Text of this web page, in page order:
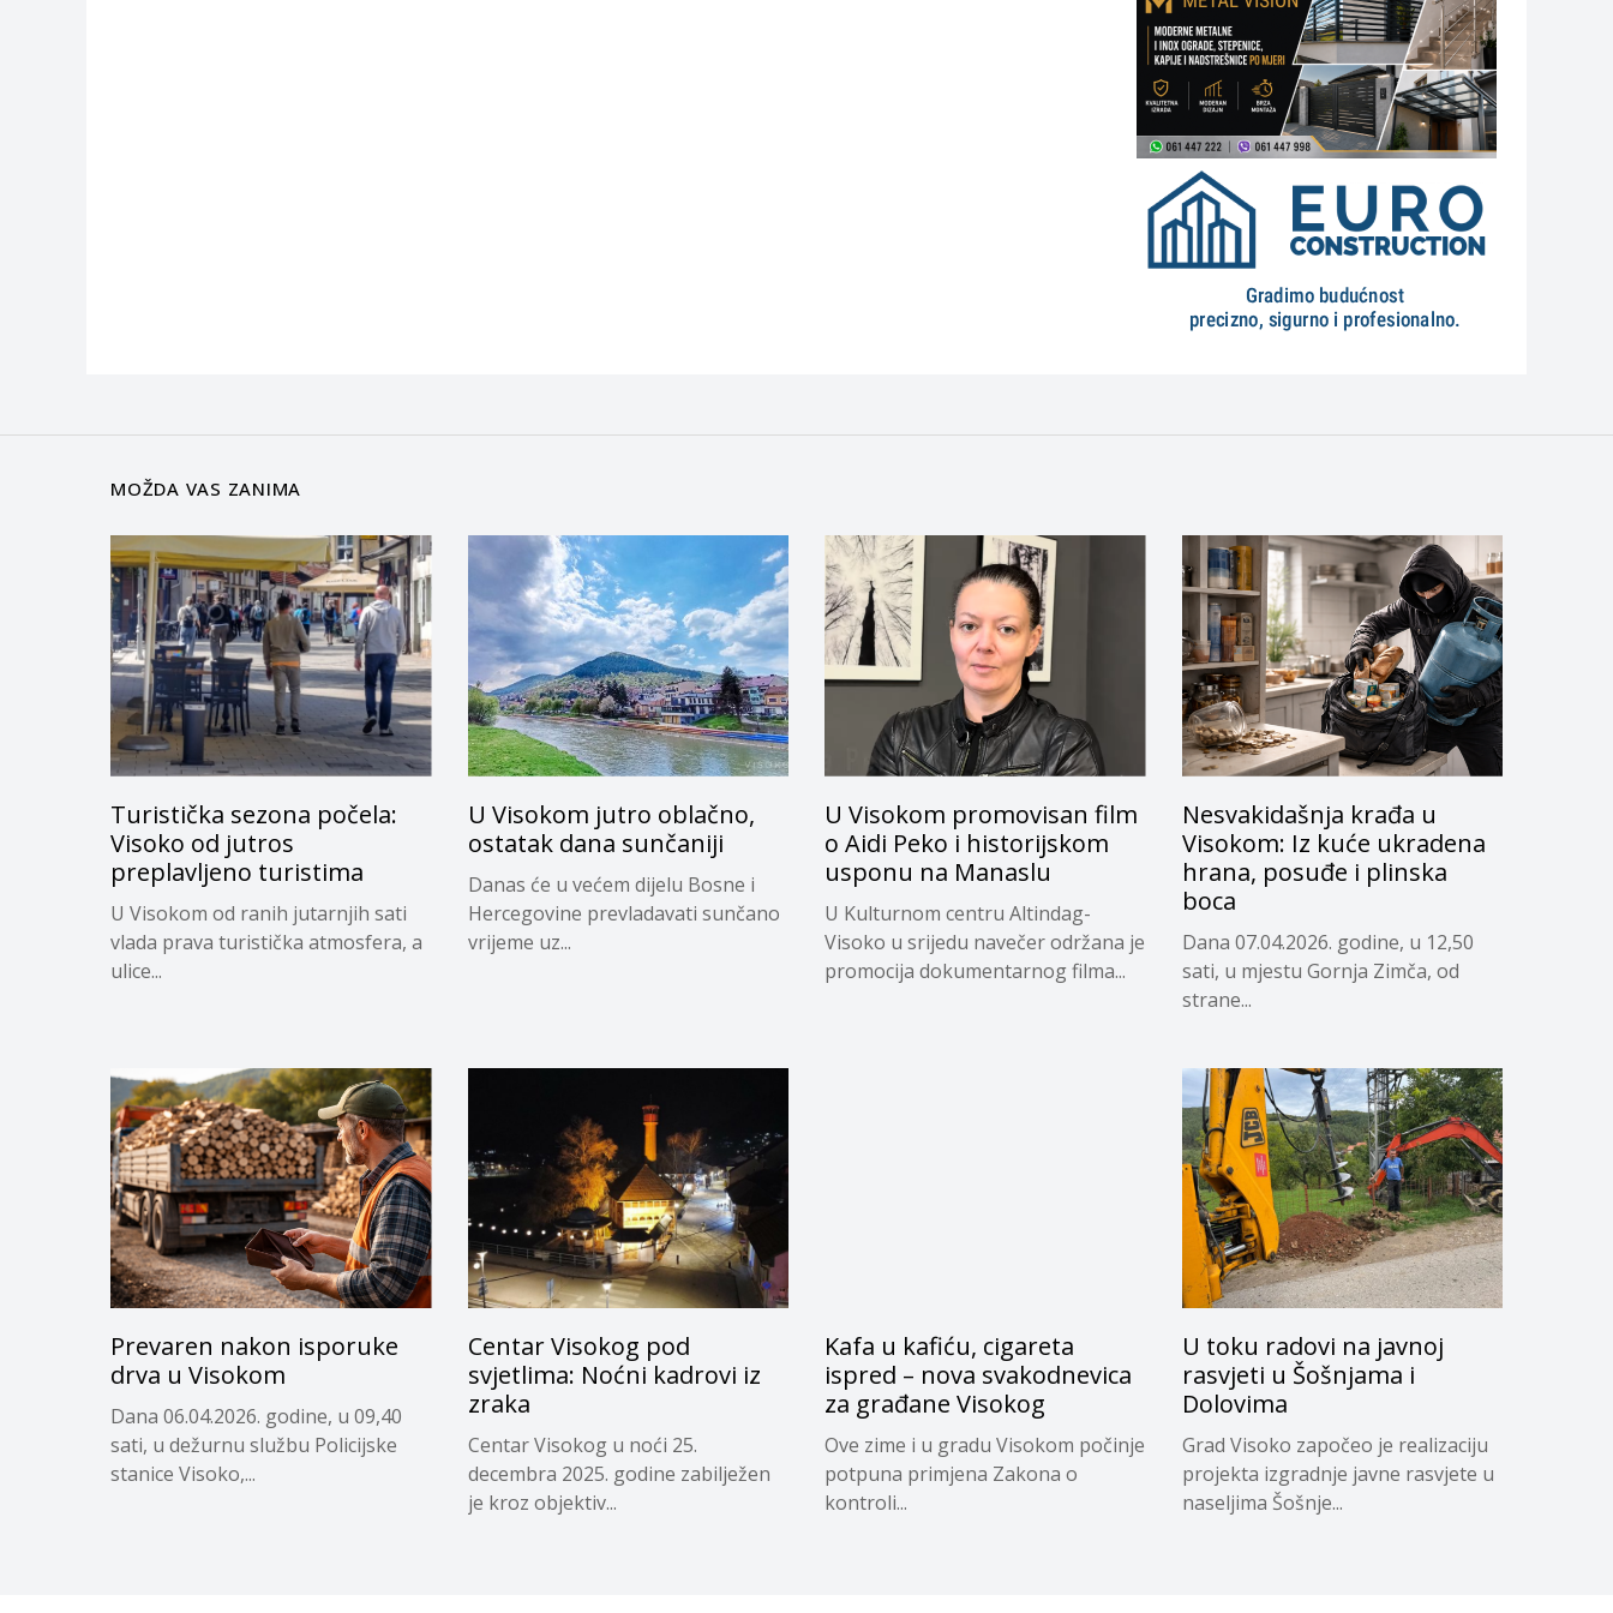
MOŽDA VAS ZANIMA
Turistička sezona počela:
Visoko od jutros
preplavljeno turistima
U Visokom od ranih jutarnjih sati
vlada prava turistička atmosfera, a
ulice...
U Visokom jutro oblačno,
ostatak dana sunčaniji
Danas će u većem dijelu Bosne i
Hercegovine prevladavati sunčano
vrijeme uz...
U Visokom promovisan film
o Aidi Peko i historijskom
usponu na Manaslu
U Kulturnom centru Altindag-
Visoko u srijedu navečer održana je
promocija dokumentarnog filma...
Nesvakidašnja krađa u
Visokom: Iz kuće ukradena
hrana, posuđe i plinska
boca
Dana 07.04.2026. godine, u 12,50
sati, u mjestu Gornja Zimča, od
strane...
Prevaren nakon isporuke
drva u Visokom
Dana 06.04.2026. godine, u 09,40
sati, u dežurnu službu Policijske
stanice Visoko,...
Centar Visokog pod
svjetlima: Noćni kadrovi iz
zraka
Centar Visokog u noći 25.
decembra 2025. godine zabilježen
je kroz objektiv...
Kafa u kafiću, cigareta
ispred – nova svakodnevica
za građane Visokog
Ove zime i u gradu Visokom počinje
potpuna primjena Zakona o
kontroli...
U toku radovi na javnoj
rasvjeti u Šošnjama i
Dolovima
Grad Visoko započeo je realizaciju
projekta izgradnje javne rasvjete u
naseljima Šošnje...